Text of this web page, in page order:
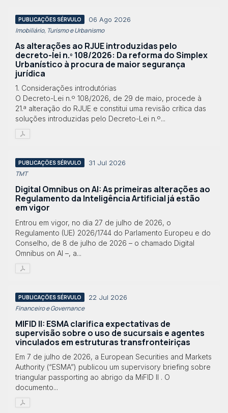
PUBLICAÇÕES SÉRVULO 06 Ago 2026
Imobiliário, Turismo e Urbanismo
As alterações ao RJUE introduzidas pelo
decreto-lei n.º 108/2026: Da reforma do Simplex
Urbanístico à procura de maior segurança
jurídica
1. Considerações introdutórias
O Decreto-Lei n.º 108/2026, de 29 de maio, procede à
21.ª alteração do RJUE e constitui uma revisão crítica das
soluções introduzidas pelo Decreto-Lei n.º...
PUBLICAÇÕES SÉRVULO 31 Jul 2026
TMT
Digital Omnibus on AI: As primeiras alterações ao
Regulamento da Inteligência Artificial já estão
em vigor
Entrou em vigor, no dia 27 de julho de 2026, o
Regulamento (UE) 2026/1744 do Parlamento Europeu e do
Conselho, de 8 de julho de 2026 – o chamado Digital
Omnibus on AI –, a...
PUBLICAÇÕES SÉRVULO 22 Jul 2026
Financeiro e Governance
MIFID II: ESMA clarifica expectativas de
supervisão sobre o uso de sucursais e agentes
vinculados em estruturas transfronteiriças
Em 7 de julho de 2026, a European Securities and Markets
Authority (“ESMA”) publicou um supervisory briefing sobre
triangular passporting ao abrigo da MiFID II . O
documento...